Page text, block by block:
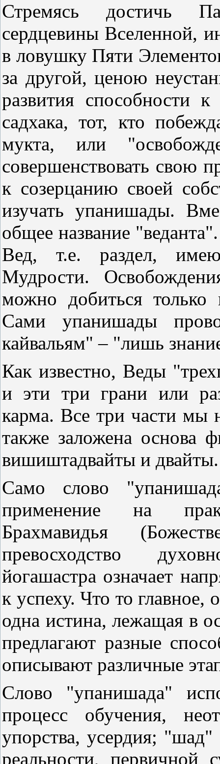
Стремясь достичь
сердцевины Вселенной,
в ловушку Пяти
за другой, ценою
развития способности
садхака, тот, кто
мукта, или
совершенствовать свою
к созерцанию своей
изучать упанишады.
общее название
Вед, т.е. раздел,
Мудрости.
можно добиться
Сами упанишады
кайвальям" – "лишь
Как известно, Веды
и эти три грани или
карма. Все три части мы
также заложена основа
вишиштадвайты и двайты.
Само слово
применение на
Брахмавидья
превосходство
йогашастра означает
к успеху. Что то главное,
одна истина, лежащая в
предлагают разные
описывают различные
Слово "упанишада"
процесс обучения,
упорства, усердия; "шад"
реальности, первичной